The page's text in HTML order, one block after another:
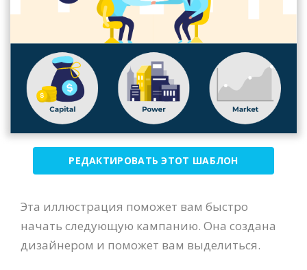
РЕДАКТИРОВАТЬ ЭТОТ ШАБЛОН
Эта иллюстрация поможет вам быстро
начать следующую кампанию. Она создана
дизайнером и поможет вам выделиться.